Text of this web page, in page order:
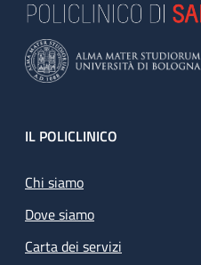
Footer
IL POLICLINICO
Chi siamo
Dove siamo
Carta dei servizi